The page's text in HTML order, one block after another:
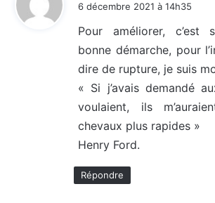
:
6 décembre 2021 à 14h35
Pour améliorer, c’est
bonne démarche, pour
dire de rupture, je suis
« Si j’avais demandé
voulaient, ils
chevaux plus rapides »
Henry Ford.
Répondre